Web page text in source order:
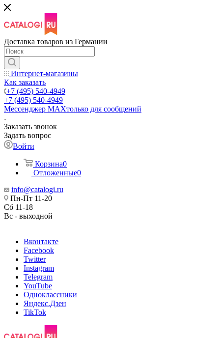
Доставка товаров из Германии
Интернет-магазины
Как заказать
+7 (495) 540-4949
+7 (495) 540-4949
Мессенджер МАХтолько для сообщений
Заказать звонок
Задать вопрос
Войти
Корзина0
Отложенные0
info@catalogi.ru
Пн-Пт 11-20
Сб 11-18
Вс - выходной
Вконтакте
Facebook
Twitter
Instagram
Telegram
YouTube
Одноклассники
Яндекс.Дзен
TikTok